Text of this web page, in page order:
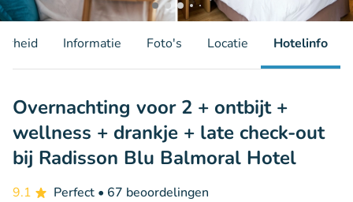
Informatie Foto's Locatie Hotelinfo
Overnachting voor 2 + ontbijt +
wellness + drankje + late check-out
bij Radisson Blu Balmoral Hotel
9.1 Perfect • 67 beoordelingen